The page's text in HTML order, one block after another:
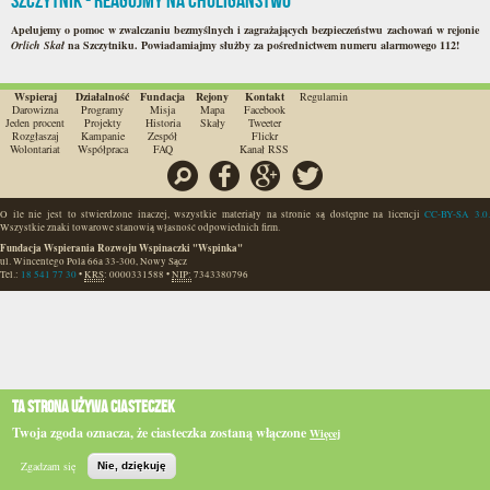
Ta strona używa ciasteczek
Twoja zgoda oznacza, że ciasteczka zostaną włączone Więcej
Zgadzam się Nie, dziękuję
Szukaj Topo
Apelujemy o pomoc w zwalczaniu bezmyślnych i zagrażających bezpieczeństwu zachowań w rejonie
Orlich Skał na Szczytniku. Powiadamiajmy służby za pośrednictwem numeru alarmowego 112!
Wspieraj
Darowizna
Jeden procent
Rozgłaszaj
Wolontariat
Działalność
Programy
Projekty
Kampanie
Współpraca
Fundacja
Misja
Historia
Zespół
FAQ
Rejony
Mapa
Skały
Kontakt
Facebook
Tweeter
Flickr
Kanał RSS
Regulamin
Szukaj Facebook Google
O ile nie jest to stwierdzone inaczej, wszystkie materiały na stronie są dostępne na licencjiCC-BY-SA 3.0.
Wszystkie znaki towarowe stanowią własność odpowiednich firm.
Fundacja Wspierania Rozwoju Wspinaczki "Wspinka"
ul. Wincentego Pola 66a33-300,Nowy Sącz
Tel.: 18 541 77 30•KRS: 0000331588 •NIP: 7343380796